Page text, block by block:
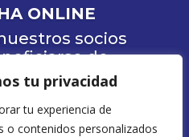
tu privacidad
tu experiencia de
o contenidos personalizados
ONLINE
socios
de
online